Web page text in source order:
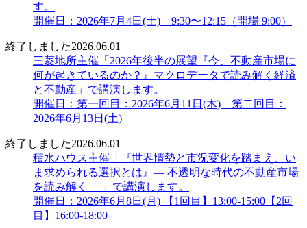
す。
開催日：2026年7月4日(土) 9:30〜12:15（開場 9:00）
終了しました2026.06.01
三菱地所主催「2026年後半の展望『今、不動産市場に
何が起きているのか？』マクロデータで読み解く経済
と不動産」で講演します。
開催日：第一回目：2026年6月11日(木) 第二回目：
2026年6月13日(土)
終了しました2026.06.01
積水ハウス主催「『世界情勢と市況変化を踏まえ、い
ま求められる選択とは』― 不透明な時代の不動産市場
を読み解く ―」で講演します。
開催日：2026年6月8日(月) 【1回目】13:00-15:00【2回
目】16:00-18:00